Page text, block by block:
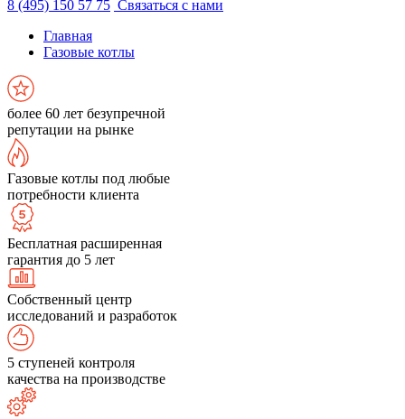
8 (495) 150 57 75 Связаться с нами
Главная
Газовые котлы
более 60 лет безупречной
репутации на рынке
Газовые котлы под любые
потребности клиента
Бесплатная расширенная
гарантия до 5 лет
Собственный центр
исследований и разработок
5 ступеней контроля
качества на производстве